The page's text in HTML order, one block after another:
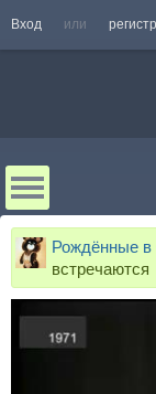
Вход или
Рождённые
встречаются